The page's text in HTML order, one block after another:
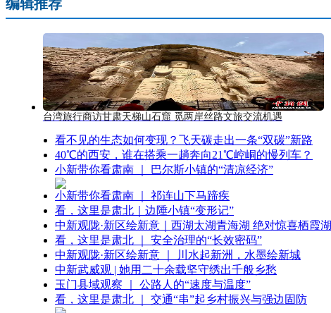
编辑推荐
台湾旅行商访甘肃天梯山石窟 觅两岸丝路文旅交流机遇
看不见的生态如何变现？飞天碳走出一条“双碳”新路
40℃的西安，谁在搭乘一趟奔向21℃崆峒的慢列车？
小新带你看肃南 ｜ 巴尔斯小镇的“清凉经济”
小新带你看肃南 ｜ 祁连山下马蹄疾
看，这里是肃北｜边陲小镇“变形记”
中新观陇·新区绘新意｜西湖太湖青海湖 绝对惊喜栖霞湖
看，这里是肃北 ｜ 安全治理的“长效密码”
中新观陇·新区绘新意 ｜ 川水起新洲，水墨绘新城
中新武威观 | 她用二十余载坚守绣出千般乡愁
玉门县域观察 ｜ 公路人的“速度与温度”
看，这里是肃北 ｜ 交通“串”起乡村振兴与强边固防